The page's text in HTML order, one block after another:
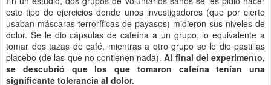
este tipo de ejercicios donde unos investigadores (que por cierto
usaban máscaras terroríficas de payasos) midieron sus niveles de
dolor. Se le dio cápsulas de cafeína a un grupo, lo equivalente a
tomar dos tazas de café, mientras a otro grupo se le dio pastillas
placebo (de las que no contienen nada). Al final del experimento,
se descubrió que los que tomaron cafeína tenían una
significante tolerancia al dolor.